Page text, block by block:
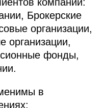
Брокерские
организации,
организации,
фонды,
в